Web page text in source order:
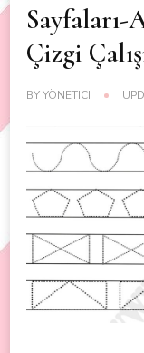
Sayfaları-
Çizgi
BYYÖNETICI